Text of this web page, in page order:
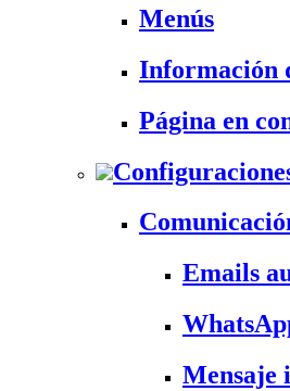
Menús
Información
Página en
Emails
Mensaje